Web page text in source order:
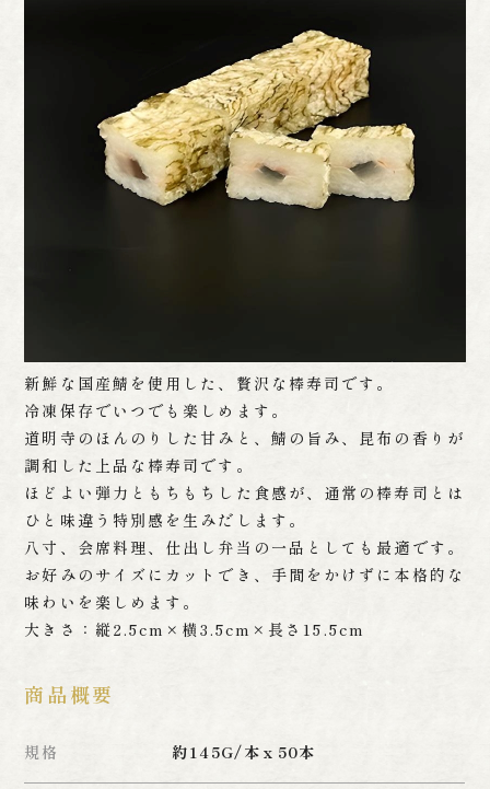
新鮮な国産鯖を使用した、贅沢な棒寿司です。
冷凍保存でいつでも楽しめます。
道明寺のほんのりした甘みと、鯖の旨み、昆布の香りが
調和した上品な棒寿司です。
ほどよい弾力ともちもちした食感が、通常の棒寿司とは
ひと味違う特別感を生みだします。
八寸、会席料理、仕出し弁当の一品としても最適です。
お好みのサイズにカットでき、手間をかけずに本格的な
味わいを楽しめます。
大きさ：縦2.5cm×横3.5cm×長さ15.5cm
商品概要
規格 約145G/本ｘ50本